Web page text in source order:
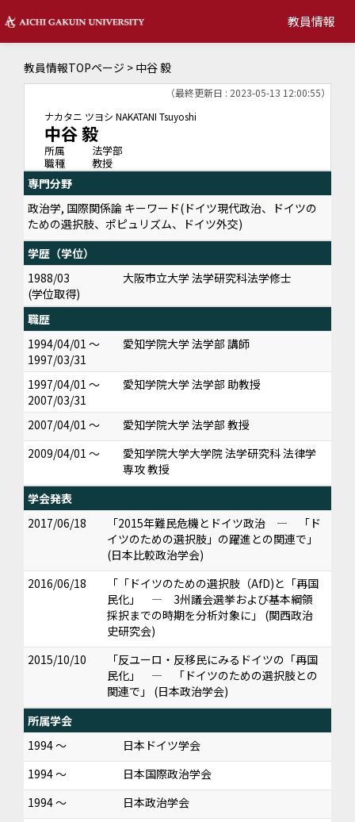
教員情報
教員情報TOPページ > 中谷 毅
（最終更新日 : 2023-05-13 12:00:55）
ナカタニ ツヨシ NAKATANI Tsuyoshi
中谷 毅
所属
法学部
職種
教授
専門分野
政治学, 国際関係論 キーワード(ドイツ現代政治、ドイツの
ための選択肢、ポピュリズム、ドイツ外交)
学歴（学位）
1988/03
(学位取得)
大阪市立大学 法学研究科法学修士
職歴
1994/04/01 ～
1997/03/31
愛知学院大学 法学部 講師
1997/04/01 ～
2007/03/31
愛知学院大学 法学部 助教授
2007/04/01 ～
愛知学院大学 法学部 教授
2009/04/01 ～
愛知学院大学大学院 法学研究科 法律学
専攻 教授
学会発表
2017/06/18
「2015年難民危機とドイツ政治 ― 「ド
イツのための選択肢」の躍進との関連で」
(日本比較政治学会)
2016/06/18
「「ドイツのための選択肢（AfD)と「再国
民化」 ― 3州議会選挙および基本綱領
採択までの時期を分析対象に」 (関西政治
史研究会)
2015/10/10
「反ユーロ・反移民にみるドイツの「再国
民化」 ― 「ドイツのための選択肢との
関連で」 (日本政治学会)
所属学会
1994 ～
日本ドイツ学会
1994 ～
日本国際政治学会
1994 ～
日本政治学会